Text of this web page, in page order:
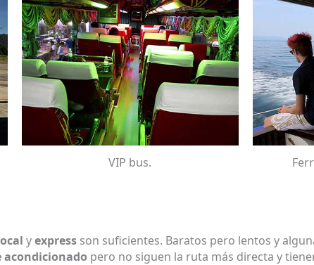
VIP bus.
yexpressson suficientes. Baratos pero lentos y
acondicionado pero no siguen la ruta más directa y